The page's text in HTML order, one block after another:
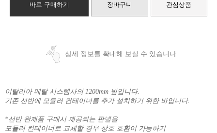
바로 구매하기 장바구니 관심상품
상세 정보를 확대해 보실 수 있습니다
이탈리아 메탈 시스템사의 1200mm 빔입니다.
기존 선반에 모듈러 컨테이너를 추가 설치하기 위한 바입니다.
*선반 완제품 구매시 제공되는 판넬을
모듈러 컨테이너로 교체할 경우 상호 호환이 가능하기